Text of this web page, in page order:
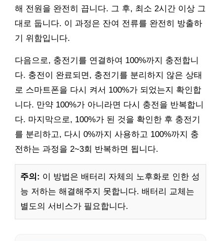
해 전원을 완전히 끕니다. 그 후, 최소 2시간 이상 그
대로 둡니다. 이 과정은 잔여 전류를 완전히 방출하
기 위함입니다.
다음으로, 충전기를 연결하여 100%까지 충전합니
다. 충전이 완료되면, 충전기를 분리하지 않은 상태
로 스마트폰을 다시 켜서 100%가 되었는지 확인합
니다. 만약 100%가 아니라면 다시 충전을 반복합니
다. 마지막으로, 100%가 된 것을 확인한 후 충전기
를 분리하고, 다시 0%까지 사용하고 100%까지 충
전하는 과정을 2~3회 반복하면 됩니다.
주의: 이 방법은 배터리 자체의 노후화로 인한 성
능 저하는 해결해주지 못합니다. 배터리 교체는
별도의 서비스가 필요합니다.